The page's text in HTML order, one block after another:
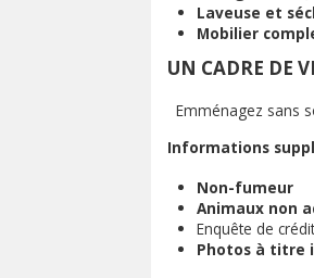
Laveuse et
Mobilier
UN CADRE DE
Emménagez sans
Informations
Non-fumeur
Animaux non
Enquête de
Photos à titre